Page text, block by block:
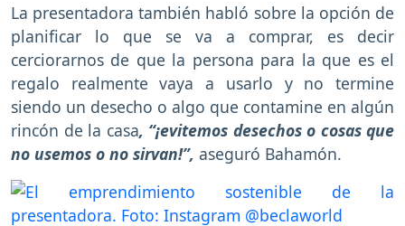
La presentadora también habló sobre la opción de
planificar lo que se va a comprar, es decir
cerciorarnos de que la persona para la que es el
regalo realmente vaya a usarlo y no termine
siendo un desecho o algo que contamine en algún
rincón de la casa, “¡evitemos desechos o cosas que
no usemos o no sirvan!”, aseguró Bahamón.